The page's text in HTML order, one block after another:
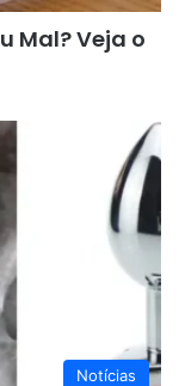
Mal? Veja o
Notícias